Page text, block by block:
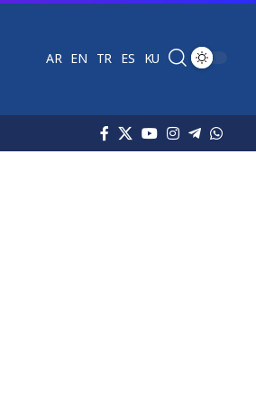
AR EN TR ES KU